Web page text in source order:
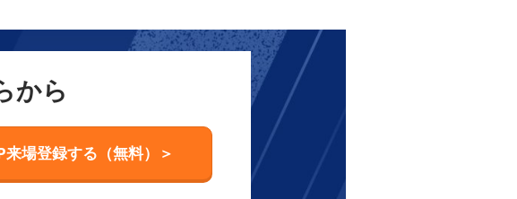
から
来場登録する（無料）＞